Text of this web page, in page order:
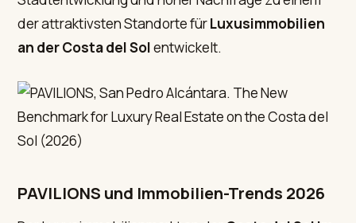
der attraktivsten Standorte fürLuxusimmobilien
an der Costa del Solentwickelt.
PAVILIONS und Immobilien-Trends 2026